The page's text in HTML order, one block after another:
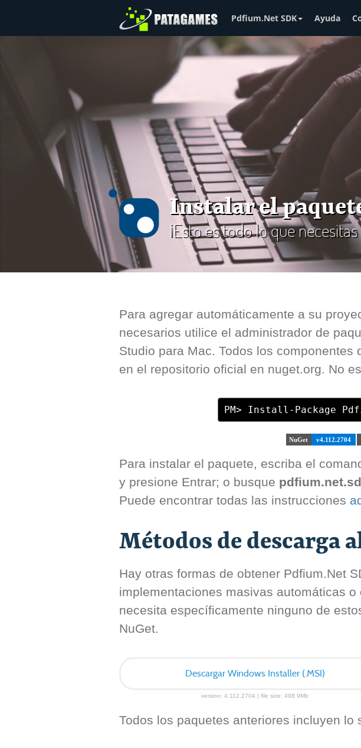
Pdfium.Net SDK Ayuda
Instalar el
¡Esto es todo lo que
Para agregar automáticamente a su
necesarios utilice el administrador de
Studio para Mac. Todos los
en el repositorio oficial en nuget.org. No
PM> Install-Package
NuGet v4.112.2704
Para instalar el paquete, escriba el
y presione Entrar; o busque
Puede encontrar todas las instrucciones
Métodos de descarga
Hay otras formas de obtener Pdfium.Net
implementaciones masivas automáticas
necesita específicamente ninguno de
NuGet.
Descargar Windows Installer (.MSI)
version: 4.112.2704 | file size: 498.9Mb
Todos los paquetes anteriores incluyen lo